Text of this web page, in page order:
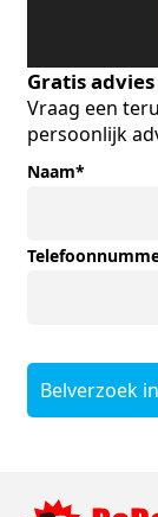
Gratis
Vraag een
persoonlijk
Naam*
Belverzoek